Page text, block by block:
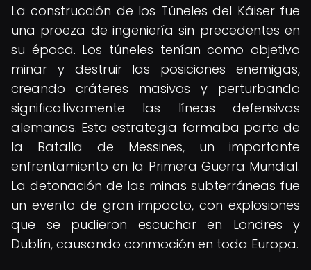
La construcción de los Túneles del Káiser fue
una proeza de ingeniería sin precedentes en
su época. Los túneles tenían como objetivo
minar y destruir las posiciones enemigas,
creando cráteres masivos y perturbando
significativamente las líneas defensivas
alemanas. Esta estrategia formaba parte de
la Batalla de Messines, un importante
enfrentamiento en la Primera Guerra Mundial.
La detonación de las minas subterráneas fue
un evento de gran impacto, con explosiones
que se pudieron escuchar en Londres y
Dublín, causando conmoción en toda Europa.